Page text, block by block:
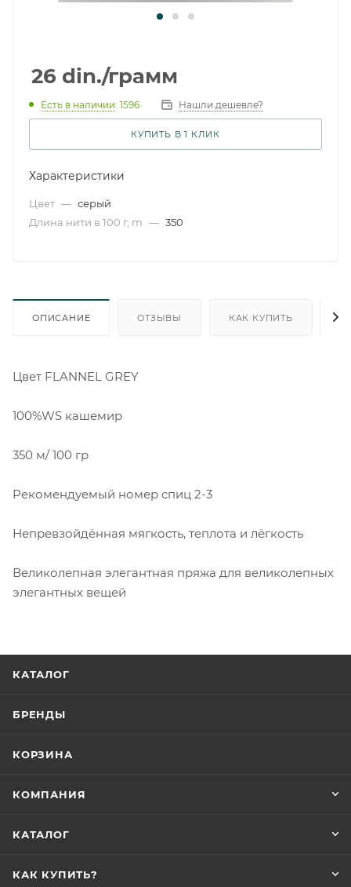
26 din./грамм
Есть в наличии: 1596 Нашли дешевле?
КУПИТЬ В 1 КЛИК
Характеристики
Цвет — серый
Длина нити в 100 г, m — 350
ОПИСАНИЕ ОТЗЫВЫ КАК КУПИТЬ
Цвет FLANNEL GREY
100%WS кашемир
350 м/ 100 гр
Рекомендуемый номер спиц 2-3
Непревзойдённая мягкость, теплота и лёгкость
Великолепная элегантная пряжа для великолепных
элегантных вещей
КАТАЛОГ
БРЕНДЫ
КОРЗИНА
КОМПАНИЯ
КАТАЛОГ
КАК КУПИТЬ?